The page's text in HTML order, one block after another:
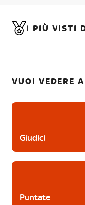
I PIÙ VISTI
VUOI VEDERE
Giudici
Puntate